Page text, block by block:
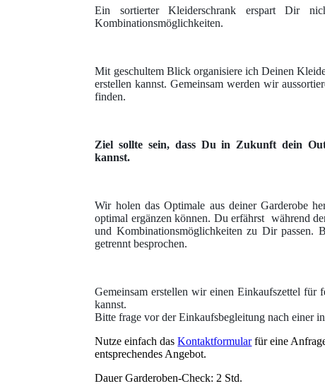
Ein sortierter Kleiderschrank erspart Dir
Kombinationsmöglichkeiten.
Mit geschultem Blick organisiere ich Deinen
erstellen kannst. Gemeinsam werden wir
finden.
Ziel sollte sein, dass Du in Zukunft dein
kannst.
Wir holen das Optimale aus deiner Garderobe
optimal ergänzen können. Du erfährst während
und Kombinationsmöglichkeiten zu Dir passen.
getrennt besprochen.
Gemeinsam erstellen wir einen Einkaufszettel für
kannst.
Bitte frage vor der Einkaufsbegleitung nach einer
Nutze einfach dasKontaktformularfür eine
entsprechendes Angebot.
Dauer Garderoben-Check: 2 Std.